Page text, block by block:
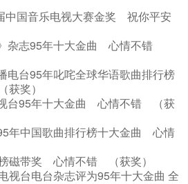
国音乐电视大赛金奖 祝你平安
杂志95年十大金曲 心情不错
台95年叱咤全球华语歌曲排行榜
获奖）
台95年十大金曲 心情不错 （获
年中国歌曲排行榜十大金曲 心情
磁带奖 心情不错 （获奖）
台电台杂志评为95年十大金曲 全